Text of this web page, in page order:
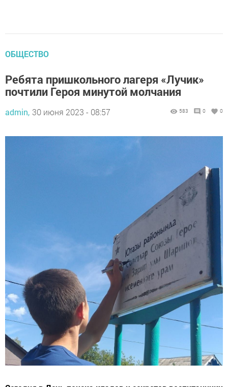
ОБЩЕСТВО
Ребята пришкольного лагеря «Лучик»
почтили Героя минутой молчания
admin, 30 июня 2023 - 08:57 583 0 0